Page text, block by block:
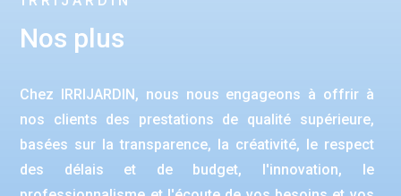
Nos plus
Chez IRRIJARDIN, nous nous engageons à offrir à
nos clients des prestations de qualité supérieure,
basées sur la transparence, la créativité, le respect
des délais et de budget, l'innovation, le